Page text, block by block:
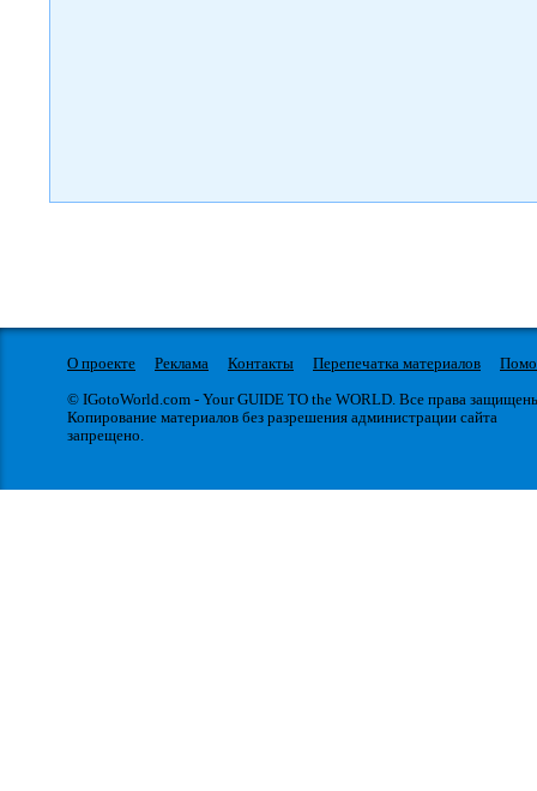
О проекте Реклама Контакты Перепечатка материалов
© IGotoWorld.com - Your GUIDE TO the WORLD. Все права
Копирование материалов без разрешения администрации сайта
запрещено.